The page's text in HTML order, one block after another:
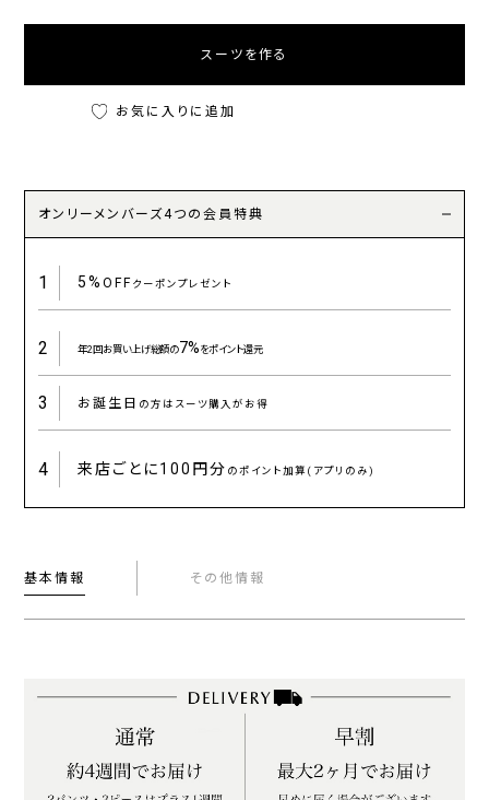
スーツを作る
お気に入りに追加
オンリーメンバーズ4つの会員特典
1 5%OFFクーポンプレゼント
2 年2回お買い上げ総額の7%をポイント還元
3 お誕生日 の方はスーツ購入がお得
4 来店ごとに100円分 のポイント加算(アプリのみ)
基本情報 その他情報